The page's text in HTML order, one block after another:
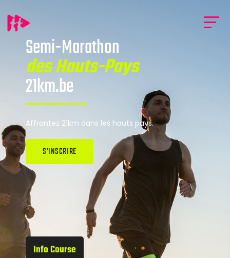
Semi-Marathon
des Hauts-Pays
21km.be
Affrontez 21km dans les hauts pays.
S'INSCRIRE
Info Course